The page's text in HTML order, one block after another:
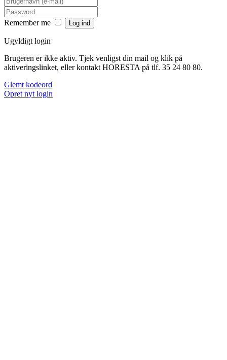
Remember me
Ugyldigt login
Brugeren er ikke aktiv. Tjek venligst din mail og klik på
aktiveringslinket, eller kontakt HORESTA på tlf. 35 24 80 80.
Glemt kodeord
Opret nyt login